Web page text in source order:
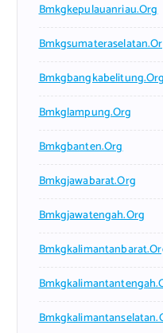
Bmkgkepulauanriau.org
Bmkgbangkabelitung.org
Bmkglampung.org
Bmkgbanten.org
Bmkgjawabarat.org
Bmkgjawatengah.org